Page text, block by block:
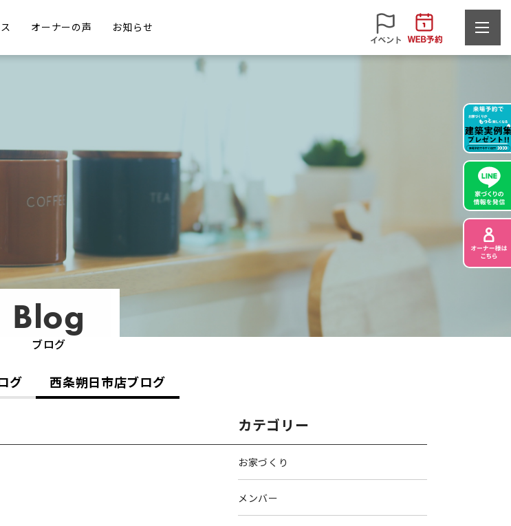
オーナーの声 お知らせ
Blog
ブログ
グ 西条朔日市店ブログ
カテゴリー
お家づくり
メンバー